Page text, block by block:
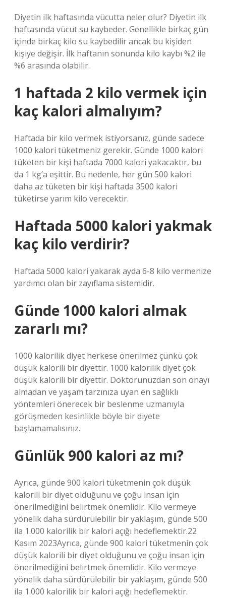
Diyetin ilk haftasında vücutta neler olur? Diyetin ilk
haftasında vücut su kaybeder. Genellikle birkaç gün
içinde birkaç kilo su kaybedilir ancak bu kişiden
kişiye değişir. İlk haftanın sonunda kilo kaybı %2 ile
%6 arasında olabilir.
1 haftada 2 kilo vermek için
kaç kalori almalıyım?
Haftada bir kilo vermek istiyorsanız, günde sadece
1000 kalori tüketmeniz gerekir. Günde 1000 kalori
tüketen bir kişi haftada 7000 kalori yakacaktır, bu
da 1 kg’a eşittir. Bu nedenle, her gün 500 kalori
daha az tüketen bir kişi haftada 3500 kalori
tüketirse yarım kilo verecektir.
Haftada 5000 kalori yakmak
kaç kilo verdirir?
Haftada 5000 kalori yakarak ayda 6-8 kilo vermenize
yardımcı olan bir zayıflama sistemidir.
Günde 1000 kalori almak
zararlı mı?
1000 kalorilik diyet herkese önerilmez çünkü çok
düşük kalorili bir diyettir. 1000 kalorilik diyet çok
düşük kalorili bir diyettir. Doktorunuzdan son onayı
almadan ve yaşam tarzınıza uyan en sağlıklı
yöntemleri önerecek bir beslenme uzmanıyla
görüşmeden kesinlikle böyle bir diyete
başlamamalısınız.
Günlük 900 kalori az mı?
Ayrıca, günde 900 kalori tüketmenin çok düşük
kalorili bir diyet olduğunu ve çoğu insan için
önerilmediğini belirtmek önemlidir. Kilo vermeye
yönelik daha sürdürülebilir bir yaklaşım, günde 500
ila 1.000 kalorilik bir kalori açığı hedeflemektir.22
Kasım 2023Ayrıca, günde 900 kalori tüketmenin çok
düşük kalorili bir diyet olduğunu ve çoğu insan için
önerilmediğini belirtmek önemlidir. Kilo vermeye
yönelik daha sürdürülebilir bir yaklaşım, günde 500
ila 1.000 kalorilik bir kalori açığı hedeflemektir.